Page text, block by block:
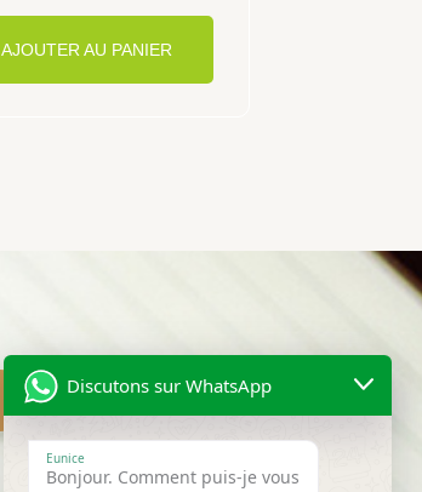
AJOUTER AU PANIER
Discutons sur WhatsApp
Eunice
Bonjour. Comment puis-je vous